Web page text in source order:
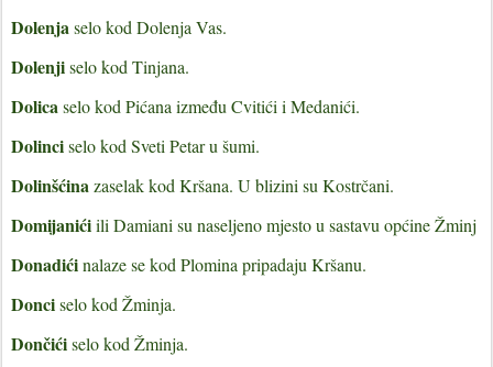
Dolenjaselo kod Dolenja Vas.
Dolenjiselo kod Tinjana.
Dolicaselo kod Pićana između Cvitići i Medanići.
Dolinciselo kod Sveti Petar u šumi.
Dolinšćinazaselak kod Kršana. U blizini su Kostrčani.
Domijanićiili Damiani su naseljeno mjesto u sastavu općine Žminj
Donadićinalaze se kod Plomina pripadaju Kršanu.
Donciselo kod Žminja.
Dončićiselo kod Žminja.